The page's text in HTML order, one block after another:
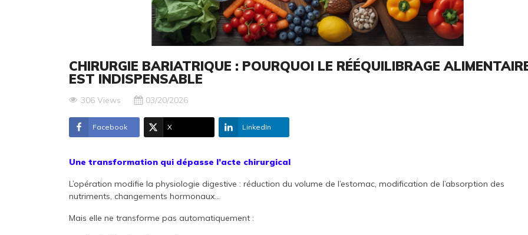
CHIRURGIE BARIATRIQUE : POURQUOI LE RÉÉQUILIBRAGE
EST INDISPENSABLE
306 Views 03/20/2026
Facebook X LinkedIn
Une transformation qui dépasse l’acte chirurgical
L’opération modifie la physiologie digestive : réduction du volume de l’estomac, modification de l’absorption des
nutriments, changements hormonaux…
Mais elle ne transforme pas automatiquement :